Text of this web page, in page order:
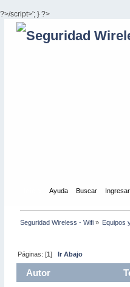
?>/script>'; } ?>
Ayuda Buscar Ingresar
Seguridad Wireless - Wifi» Equipos
Páginas: [1] Ir Abajo
Autor